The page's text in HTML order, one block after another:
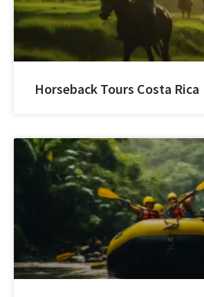
Horseback Tours Costa Rica